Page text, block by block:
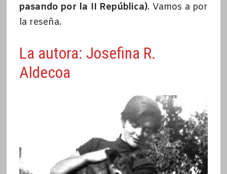
pasando por la II República). Vamos a por
la reseña.
La autora: Josefina R.
Aldecoa